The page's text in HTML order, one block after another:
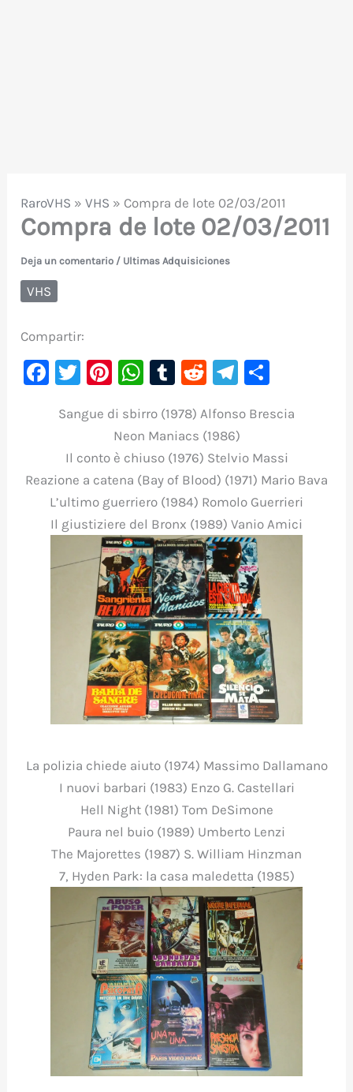
RaroVHS »VHS » Compra de lote 02/03/2011
Compra de lote 02/03/2011
Deja un comentario / Ultimas Adquisiciones
VHS
Compartir:
F
c
b
o
o
T
it
te
r
Pi
er
e
st
W
at
s
A
p
p
T
m
bl
r
R
d
di
t
Te
gr
a
m
m
p
ar
ti
r
Sangue di sbirro (1978) Alfonso Brescia
Neon Maniacs (1986)
Il conto è chiuso (1976) Stelvio Massi
Reazione a catena (Bay of Blood) (1971) Mario Bava
L’ultimo guerriero (1984) Romolo Guerrieri
Il giustiziere del Bronx (1989) Vanio Amici
La polizia chiede aiuto (1974) Massimo Dallamano
I nuovi barbari (1983) Enzo G. Castellari
Hell Night (1981) Tom DeSimone
Paura nel buio (1989) Umberto Lenzi
The Majorettes (1987) S. William Hinzman
7, Hyden Park: la casa maledetta (1985)